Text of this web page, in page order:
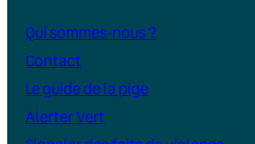
Qui sommes-nous ?
Contact
Le guide de la pige
Alerter Vert